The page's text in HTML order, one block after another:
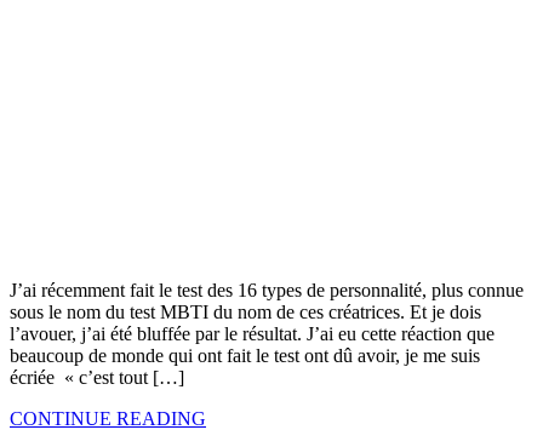
J’ai récemment fait le test des 16 types de personnalité, plus connue
sous le nom du test MBTI du nom de ces créatrices. Et je dois
l’avouer, j’ai été bluffée par le résultat. J’ai eu cette réaction que
beaucoup de monde qui ont fait le test ont dû avoir, je me suis
écriée « c’est tout […]
CONTINUE READING